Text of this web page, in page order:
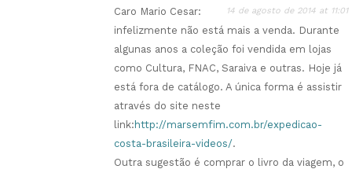
14 de agosto de 2014 at 11:01
Caro Mario Cesar:
infelizmente não está mais a venda. Durante
algunas anos a coleção foi vendida em lojas
como Cultura, FNAC, Saraiva e outras. Hoje já
está fora de catálogo. A única forma é assistir
através do site neste
link:http://marsemfim.com.br/expedicao-
costa-brasileira-videos/.
Outra sugestão é comprar o livro da viagem, o